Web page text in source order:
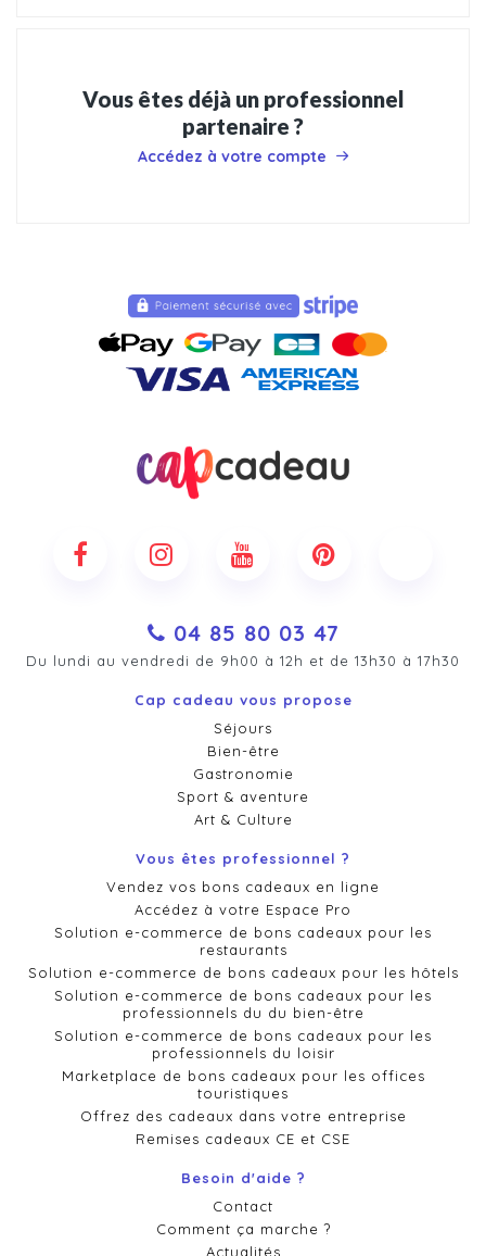
Vous êtes déjà un professionnel
partenaire ?
Accédez à votre compte
04 85 80 03 47
Du lundi au vendredi de 9h00 à 12h et de 13h30 à 17h30
Cap cadeau vous propose
Séjours
Bien-être
Gastronomie
Sport & aventure
Art & Culture
Vous êtes professionnel ?
Vendez vos bons cadeaux en ligne
Accédez à votre Espace Pro
Solution e-commerce de bons cadeaux pour les
restaurants
Solution e-commerce de bons cadeaux pour les hôtels
Solution e-commerce de bons cadeaux pour les
professionnels du du bien-être
Solution e-commerce de bons cadeaux pour les
professionnels du loisir
Marketplace de bons cadeaux pour les offices
touristiques
Offrez des cadeaux dans votre entreprise
Remises cadeaux CE et CSE
Besoin d'aide ?
Contact
Comment ça marche ?
Actualités